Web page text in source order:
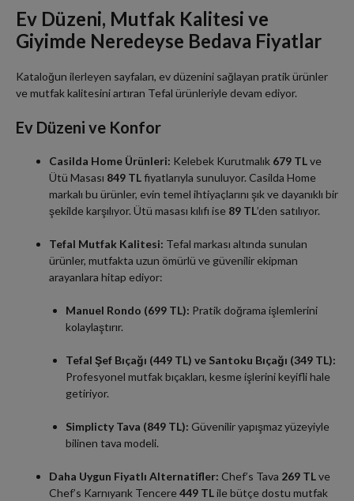
Ev Düzeni, Mutfak Kalitesi ve
Giyimde Neredeyse Bedava Fiyatlar
Kataloğun ilerleyen sayfaları, ev düzenini sağlayan pratik ürünler
ve mutfak kalitesini artıran Tefal ürünleriyle devam ediyor.
Ev Düzeni ve Konfor
Casilda Home Ürünleri: Kelebek Kurutmalık 679 TLve
Ütü Masası 849 TLfiyatlarıyla sunuluyor. Casilda Home
markalı bu ürünler, evin temel ihtiyaçlarını şık ve dayanıklı bir
şekilde karşılıyor. Ütü masası kılıfı ise 89 TL’den satılıyor.
Tefal Mutfak Kalitesi: Tefal markası altında sunulan
ürünler, mutfakta uzun ömürlü ve güvenilir ekipman
arayanlara hitap ediyor:
Manuel Rondo (699 TL): Pratik doğrama işlemlerini
kolaylaştırır.
Tefal Şef Bıçağı (449 TL) ve Santoku Bıçağı (349 TL):
Profesyonel mutfak bıçakları, kesme işlerini keyifli hale
getiriyor.
Simplicty Tava (849 TL): Güvenilir yapışmaz yüzeyiyle
bilinen tava modeli.
Daha Uygun Fiyatlı Alternatifler: Chef’s Tava 269 TLve
Chef’s Karnıyarık Tencere449 TLile bütçe dostu mutfak